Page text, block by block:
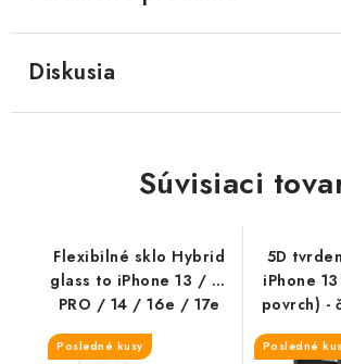
Diskusia
Súvisiaci
Flexibilné sklo Hybrid
glass to iPhone 13 / 13
PRO / 14 / 16e / 17e
(SE 4 2025) 5D čierny
okraj
Posledné kusy
5D
iPhone
povrch) -
Posledné